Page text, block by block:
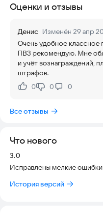
Оценки и отзывы
Денис Изменён 29 апр
Очень удобное
ПВЗ рекомендую. Мне
и учёт вознаграждений,
штрафов.
Нравится:
0Не нравится:
0 0
Все отзывы
Что нового
Версия:
3.0
Исправлены мелкие ошибки
История версий